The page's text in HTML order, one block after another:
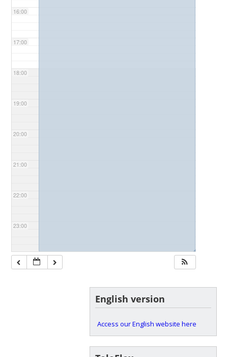
16:00
17:00
18:00
19:00
20:00
21:00
22:00
23:00
◢
English version
Access our English website here